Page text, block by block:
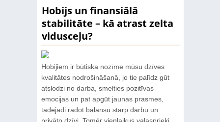
Hobijs un finansiālā
stabilitāte – kā atrast zelta
vidusceļu?
Hobijiem ir būtiska nozīme mūsu dzīves
kvalitātes nodrošināšanā, jo tie palīdz gūt
atslodzi no darba, smelties pozitīvas
emocijas un pat apgūt jaunas prasmes,
tādējādi radot balansu starp darbu un